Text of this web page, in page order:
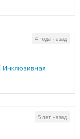
Инклюзивная
4 года назад
5 лет назад